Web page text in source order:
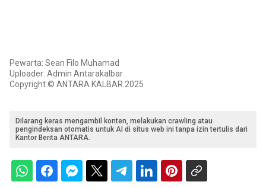
Pewarta: Sean Filo Muhamad
Uploader: Admin Antarakalbar
Copyright © ANTARA KALBAR 2025
Dilarang keras mengambil konten, melakukan crawling atau
pengindeksan otomatis untuk AI di situs web ini tanpa izin tertulis dari
Kantor Berita ANTARA.